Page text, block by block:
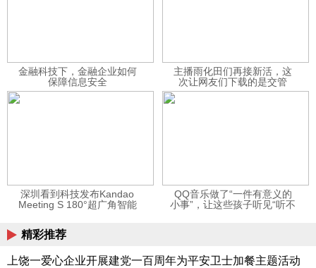
金融科技下，金融企业如何
保障信息安全
主播雨化田们再接新活，这
次让网友们下载的是交管
12123APP
深圳看到科技发布Kandao
Meeting S 180°超广角智能
QQ音乐做了“一件有意义的
小事”，让这些孩子听见“听不
精彩推荐
上饶一爱心企业开展建党一百周年为平安卫士加餐主题活动